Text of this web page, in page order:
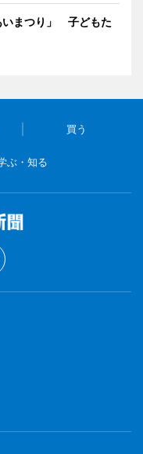
いまつり」 子どもた
買う
ぶ・知る